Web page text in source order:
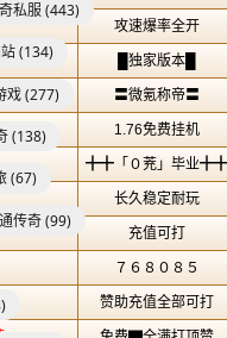
私服(443)
(134)
戏(277)
(138)
(67)
传奇(99)